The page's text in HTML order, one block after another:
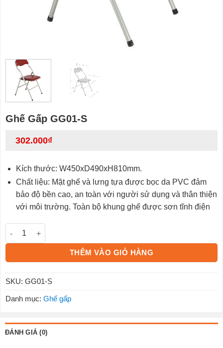
Ghế Gấp GG01-S
302.000₫
Kích thước: W450xD490xH810mm.
Chất liệu: Mặt ghế và lưng tựa được bọc da PVC đảm
bảo độ bền cao, an toàn với người sử dụng và thân thiện
với môi trường. Toàn bộ khung ghế được sơn tĩnh điện
Ghế Gấp GG01-S số lượng
THÊM VÀO GIỎ HÀNG
SKU: GG01-S
Danh mục: Ghế gấp
ĐÁNH GIÁ (0)